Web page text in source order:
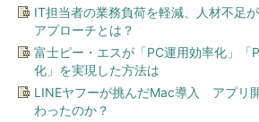
IT担当者の業務負荷を軽減、人材不足
アプローチとは？
富士ピー・エスが「PC運用効率化」「
化」を実現した方法は
LINEヤフーが挑んだMac導入 アプリ
わったのか？